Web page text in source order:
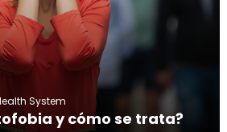
System
y cómo se trata?